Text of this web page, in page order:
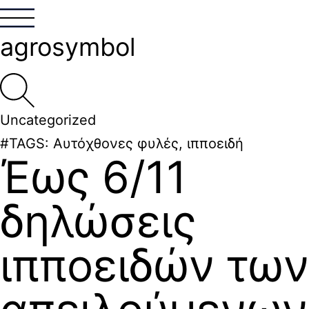
agrosymbol
Uncategorized
#TAGS: Αυτόχθονες φυλές, ιπποειδή
Έως 6/11
δηλώσεις
ιπποειδών των